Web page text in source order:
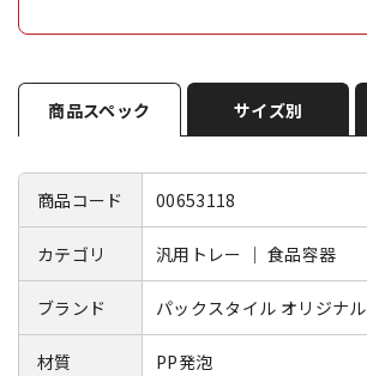
商品スペック サイズ別
商品コード 00653118
カテゴリ 汎用トレー ｜ 食品容器
ブランド パックスタイル オリジナル
材質 PP発泡